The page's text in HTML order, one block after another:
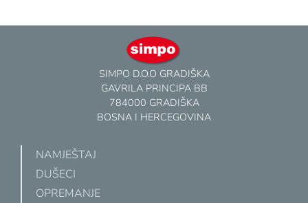
SIMPO D.O.O GRADIŠKA
GAVRILA PRINCIPA BB
784000 GRADIŠKA
BOSNA I HERCEGOVINA
NAMJEŠTAJ
DUŠECI
OPREMANJE